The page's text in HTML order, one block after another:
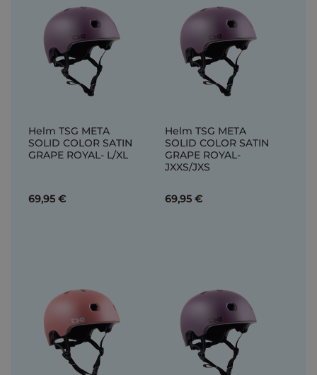
Helm TSG META
SOLID COLOR SATIN
GRAPE ROYAL- L/XL
69,95 €
Helm TSG META
SOLID COLOR SATIN
GRAPE ROYAL-
JXXS/JXS
69,95 €